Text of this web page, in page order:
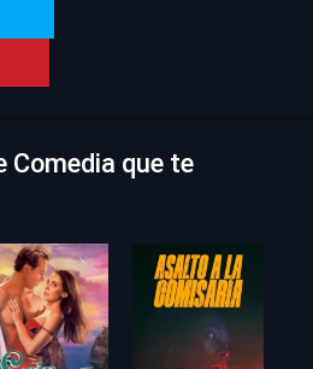
Comedia que te